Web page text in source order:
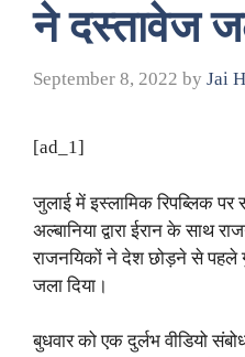
ने दस्तावेज
September 8, 2022 by Jai
[ad_1]
जुलाई में इस्लामिक रिपब्लिक
अल्बानिया द्वारा ईरान के साथ
राजनयिकों ने देश छोड़ने से पहले
जला दिया।
बुधवार को एक दुर्लभ वीडियो